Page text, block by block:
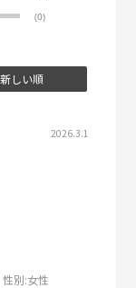
(0)
しい順
2026.3.1
性別:女性